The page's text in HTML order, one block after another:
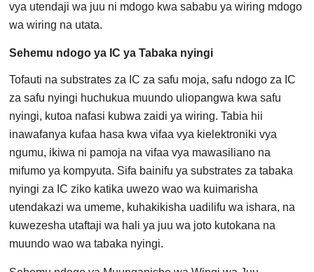
vya utendaji wa juu ni mdogo kwa sababu ya wiring mdogo
wa wiring na utata.
Sehemu ndogo ya IC ya Tabaka nyingi
Tofauti na substrates za IC za safu moja, safu ndogo za IC
za safu nyingi huchukua muundo uliopangwa kwa safu
nyingi, kutoa nafasi kubwa zaidi ya wiring. Tabia hii
inawafanya kufaa hasa kwa vifaa vya kielektroniki vya
ngumu, ikiwa ni pamoja na vifaa vya mawasiliano na
mifumo ya kompyuta. Sifa bainifu ya substrates za tabaka
nyingi za IC ziko katika uwezo wao wa kuimarisha
utendakazi wa umeme, kuhakikisha uadilifu wa ishara, na
kuwezesha utaftaji wa hali ya juu wa joto kutokana na
muundo wao wa tabaka nyingi.